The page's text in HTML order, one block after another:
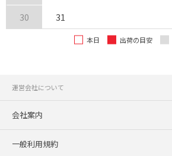
30
31
本日 出荷の目安
運営会社について
会社案内
一般利用規約